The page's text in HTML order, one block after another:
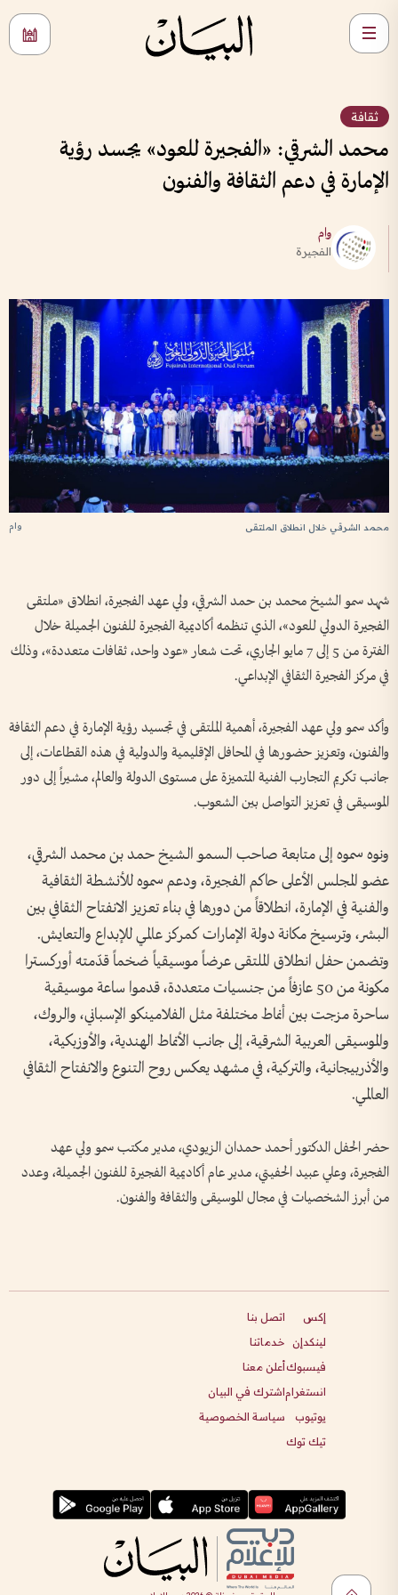
ثقافة
محمد الشرقي: «الفجيرة للعود» يجسد رؤية
الإمارة في دعم الثقافة والفنون
وام
الفجيرة
وام محمد الشرقي خلال انطلاق الملتقى
شهد سمو الشيخ محمد بن حمد الشرقي، ولي عهد الفجيرة، انطلاق «ملتقى
الفجيرة الدولي للعود»، الذي تنظمه أكاديمية الفجيرة للفنون الجميلة خلال
الفترة من 5 إلى 7 مايو الجاري، تحت شعار «عود واحد، ثقافات متعددة»، وذلك
في مركز الفجيرة الثقافي الإبداعي.
وأكد سمو ولي عهد الفجيرة، أهمية الملتقى في تجسيد رؤية الإمارة في دعم الثقافة
والفنون، وتعزيز حضورها في المحافل الإقليمية والدولية في هذه القطاعات، إلى
جانب تكريم التجارب الفنية المتميزة على مستوى الدولة والعالم، مشيراً إلى دور
الموسيقى في تعزيز التواصل بين الشعوب.
ونوه سموه إلى متابعة صاحب السمو الشيخ حمد بن محمد الشرقي،
عضو المجلس الأعلى حاكم الفجيرة، ودعم سموه للأنشطة الثقافية
والفنية في الإمارة، انطلاقاً من دورها في بناء تعزيز الانفتاح الثقافي بين
البشر، وترسيخ مكانة دولة الإمارات كمركز عالمي للإبداع والتعايش.
وتضمن حفل انطلاق الملتقى عرضاً موسيقياً ضخماً قدّمته أوركسترا
مكونة من 50 عازفاً من جنسيات متعددة، قدموا ساعة موسيقية
ساحرة مزجت بين أنماط مختلفة مثل الفلامينكو الإسباني، والروك،
والموسيقى العربية الشرقية، إلى جانب الأنماط الهندية، والأوزبكية،
والأذربيجانية، والتركية، في مشهد يعكس روح التنوع والانفتاح الثقافي
العالمي.
حضر الحفل الدكتور أحمد حمدان الزيودي، مدير مكتب سمو ولي عهد
الفجيرة، وعلي عبيد الحفيتي، مدير عام أكاديمية الفجيرة للفنون الجميلة، وعدد
من أبرز الشخصيات في مجال الموسيقى والثقافة والفنون.
إكس
لينكدإن
فيسبوك
انستغرام
يوتيوب
تيك توك
اتصل بنا
خدماتنا
أعلن معنا
اشترك في البيان
سياسة الخصوصية